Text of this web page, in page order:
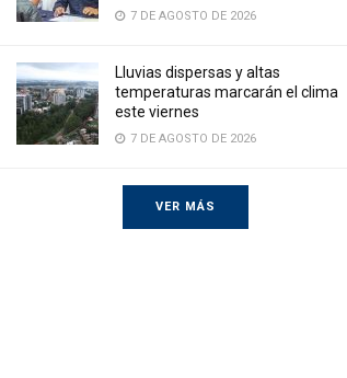
7 DE AGOSTO DE 2026
Lluvias dispersas y altas
temperaturas marcarán el clima
este viernes
7 DE AGOSTO DE 2026
VER MÁS